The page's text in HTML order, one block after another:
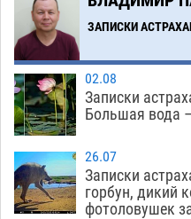
теории игр
ЗАПИСКИ
02.08
Записки
Большая вода
26.07
Записки
горбун, дикий
фотоловушек